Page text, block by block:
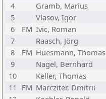
4
Gramb, Marius
5
Vlasov, Igor
6
FM Ivic, Roman
7
Raasch, Jörg
8
FM Huesmann, Thomas
9
Nagel, Bernhard
10
Keller, Thomas
11
FM Marcziter, Dmitrii